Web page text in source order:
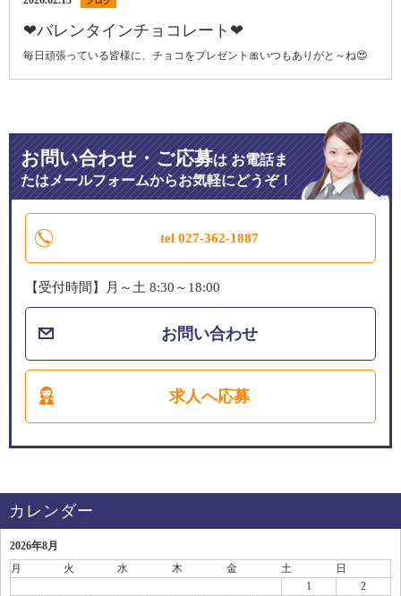
❤バレンタインチョコレート❤
毎日頑張っている皆様に、チョコをプレゼント🎀いつもありがと～ね😍
お問い合わせ・ご応募はお電話ま
たはメールフォームからお気軽にどうぞ！
tel 027-362-1887
【受付時間】月～土 8:30～18:00
お問い合わせ
求人へ応募
カレンダー
2026年8月
月
火 水 木 金 土
日
1
2